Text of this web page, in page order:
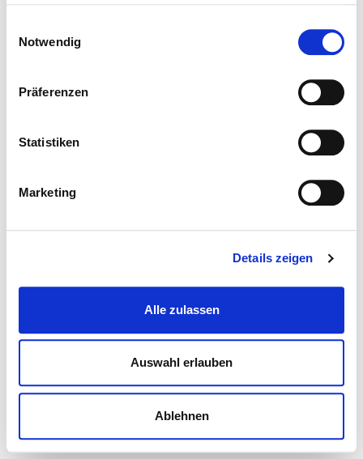
Notwendig
Präferenzen
Statistiken
Marketing
Details zeigen
Alle zulassen
Auswahl erlauben
Ablehnen